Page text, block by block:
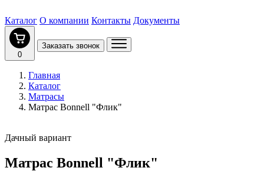
Каталог О компании Контакты Документы
0
Заказать звонок
Главная
Каталог
Матрасы
Матрас Bonnell "Флик"
Дачный вариант
Матрас Bonnell "Флик"